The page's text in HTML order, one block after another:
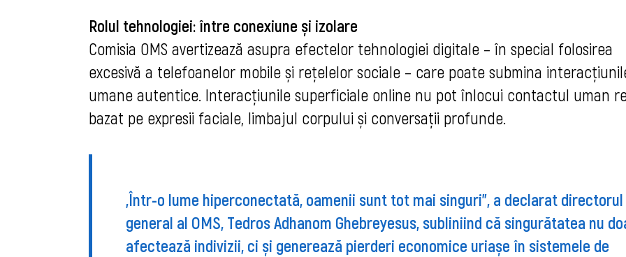
Rolul tehnologiei: între conexiune și izolare
Comisia OMS avertizează asupra efectelor tehnologiei digitale – în special folosirea
excesivă a telefoanelor mobile și rețelelor sociale – care poate submina
umane autentice. Interacțiunile superficiale online nu pot înlocui contactul uman
bazat pe expresii faciale, limbajul corpului și conversații profunde.
„Într-o lume hiperconectată, oamenii sunt tot mai singuri”, a declarat directorul
general al OMS, Tedros Adhanom Ghebreyesus, subliniind că singurătatea nu
afectează indivizii, ci și generează pierderi economice uriașe în sistemele de